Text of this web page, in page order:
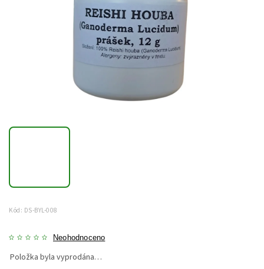
Kód: DS-BYL-008
Neohodnoceno
Položka byla vyprodána…